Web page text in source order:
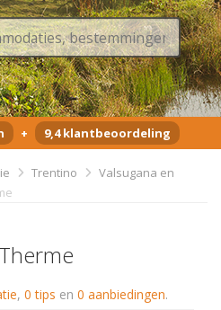
+ 9,4 klantbeoordeling
Trentino
Valsugana en
, 0 tips en 0 aanbiedingen.